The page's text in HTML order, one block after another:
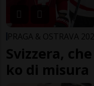
PRAGA & OSTRAVA
Svizzera,
ko di misura